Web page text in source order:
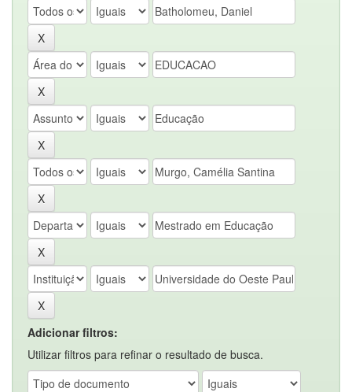
Adicionar filtros:
Utilizar filtros para refinar o resultado de busca.